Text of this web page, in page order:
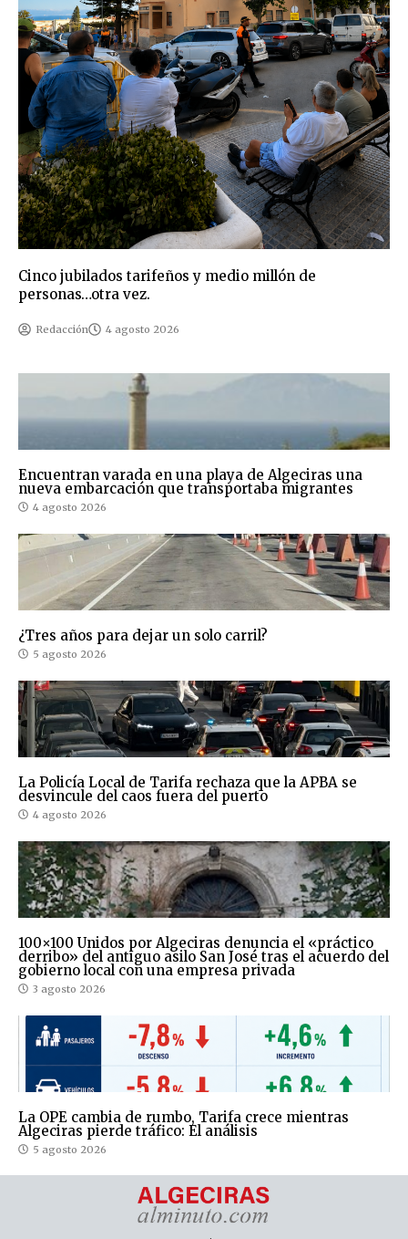
Cinco jubilados tarifeños y medio millón de
personas…otra vez.
Redacción 4 agosto 2026
Encuentran varada en una playa de Algeciras una
nueva embarcación que transportaba migrantes
4 agosto 2026
¿Tres años para dejar un solo carril?
5 agosto 2026
La Policía Local de Tarifa rechaza que la APBA se
desvincule del caos fuera del puerto
4 agosto 2026
100×100 Unidos por Algeciras denuncia el «práctico
derribo» del antiguo asilo San José tras el acuerdo del
gobierno local con una empresa privada
3 agosto 2026
La OPE cambia de rumbo, Tarifa crece mientras
Algeciras pierde tráfico: El análisis
5 agosto 2026